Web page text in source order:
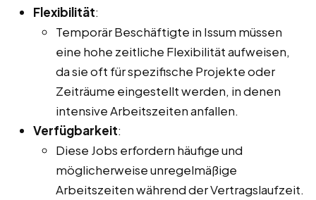
Flexibilität:
Temporär Beschäftigte in Issum müssen
eine hohe zeitliche Flexibilität aufweisen,
da sie oft für spezifische Projekte oder
Zeiträume eingestellt werden, in denen
intensive Arbeitszeiten anfallen.
Verfügbarkeit:
Diese Jobs erfordern häufige und
möglicherweise unregelmäßige
Arbeitszeiten während der Vertragslaufzeit.